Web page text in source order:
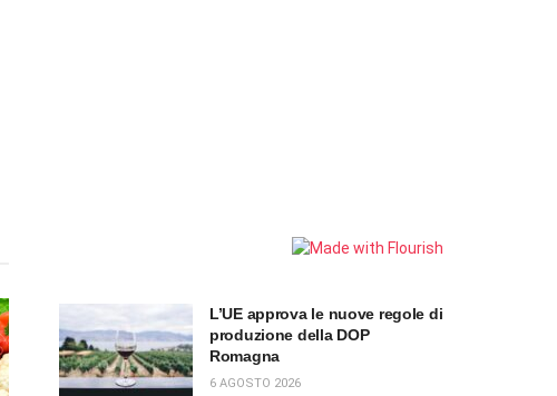
L’UE approva le nuove regole di
produzione della DOP
Romagna
6 AGOSTO 2026